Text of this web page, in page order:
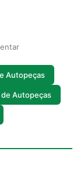
Autopeças
Autopeças